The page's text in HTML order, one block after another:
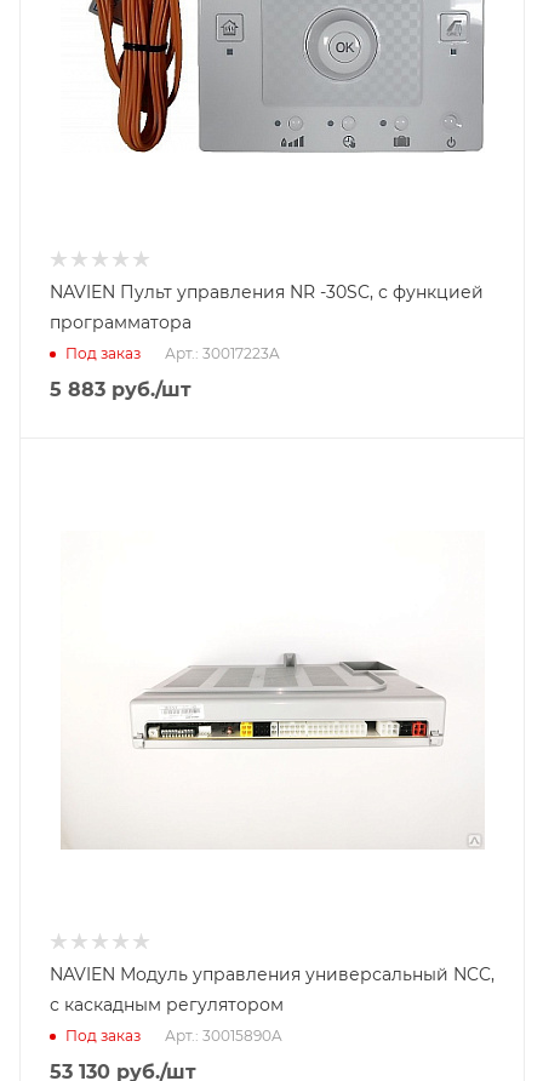
NAVIEN Пульт управления NR -30SC, с функцией
программатора
Под заказ Арт.: 30017223A
5 883 руб./шт
NAVIEN Модуль управления универсальный NCC,
с каскадным регулятором
Под заказ Арт.: 30015890A
53 130 руб./шт